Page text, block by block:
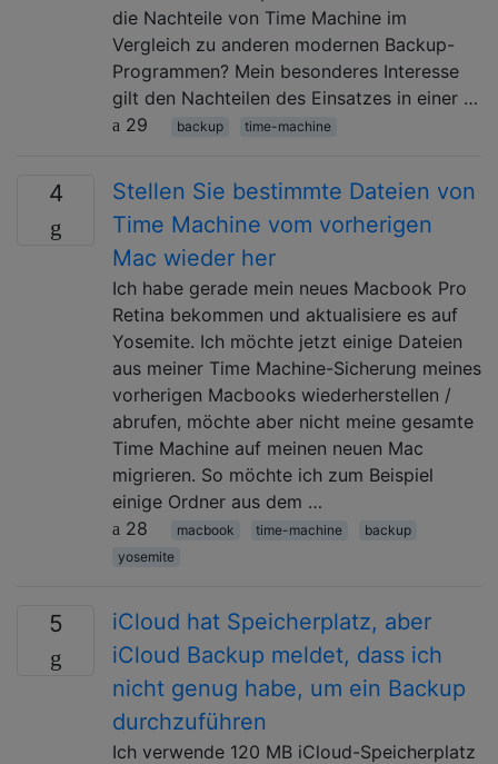
die Nachteile von Time Machine im
Vergleich zu anderen modernen Backup-
Programmen? Mein besonderes Interesse
gilt den Nachteilen des Einsatzes in einer …
29
backup time-machine
4
Stellen Sie bestimmte Dateien von
Time Machine vom vorherigen
Mac wieder her
Ich habe gerade mein neues Macbook Pro
Retina bekommen und aktualisiere es auf
Yosemite. Ich möchte jetzt einige Dateien
aus meiner Time Machine-Sicherung meines
vorherigen Macbooks wiederherstellen /
abrufen, möchte aber nicht meine gesamte
Time Machine auf meinen neuen Mac
migrieren. So möchte ich zum Beispiel
einige Ordner aus dem …
28
macbook time-machine
backup
yosemite
5
iCloud hat Speicherplatz, aber
iCloud Backup meldet, dass ich
nicht genug habe, um ein Backup
durchzuführen
Ich verwende 120 MB iCloud-Speicherplatz